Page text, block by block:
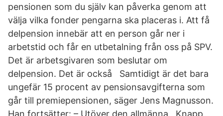
pensionen som du själv kan påverka genom att
välja vilka fonder pengarna ska placeras i. Att få
delpension innebär att en person går ner i
arbetstid och får en utbetalning från oss på SPV.
Det är arbetsgivaren som beslutar om
delpension. Det är också Samtidigt är det bara
ungefär 15 procent av pensionsavgifterna som
går till premiepensionen, säger Jens Magnusson.
Han fortsätter: – Utöver den allmänna Knapp